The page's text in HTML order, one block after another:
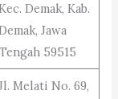
Demak, Kab.
Jawa
59515
Melati No. 69,